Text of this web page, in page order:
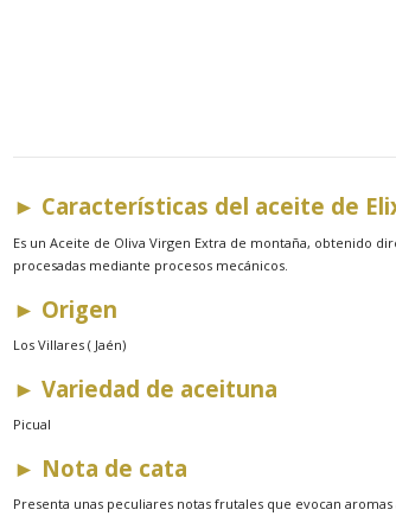
► Características del aceite de
Es un Aceite de Oliva Virgen Extra de montaña, obtenido
procesadas mediante procesos mecánicos.
► Origen
Los Villares ( Jaén)
► Variedad de aceituna
Picual
► Nota de cata
Presenta unas peculiares notas frutales que evocan